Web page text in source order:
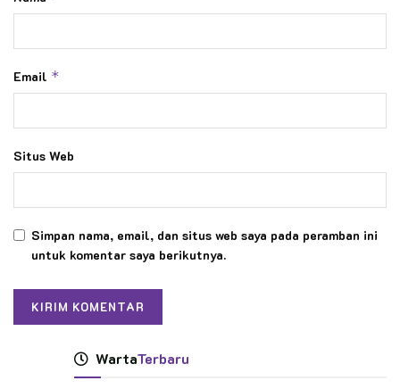
Email *
Situs Web
Simpan nama, email, dan situs web saya pada peramban ini
untuk komentar saya berikutnya.
WartaTerbaru